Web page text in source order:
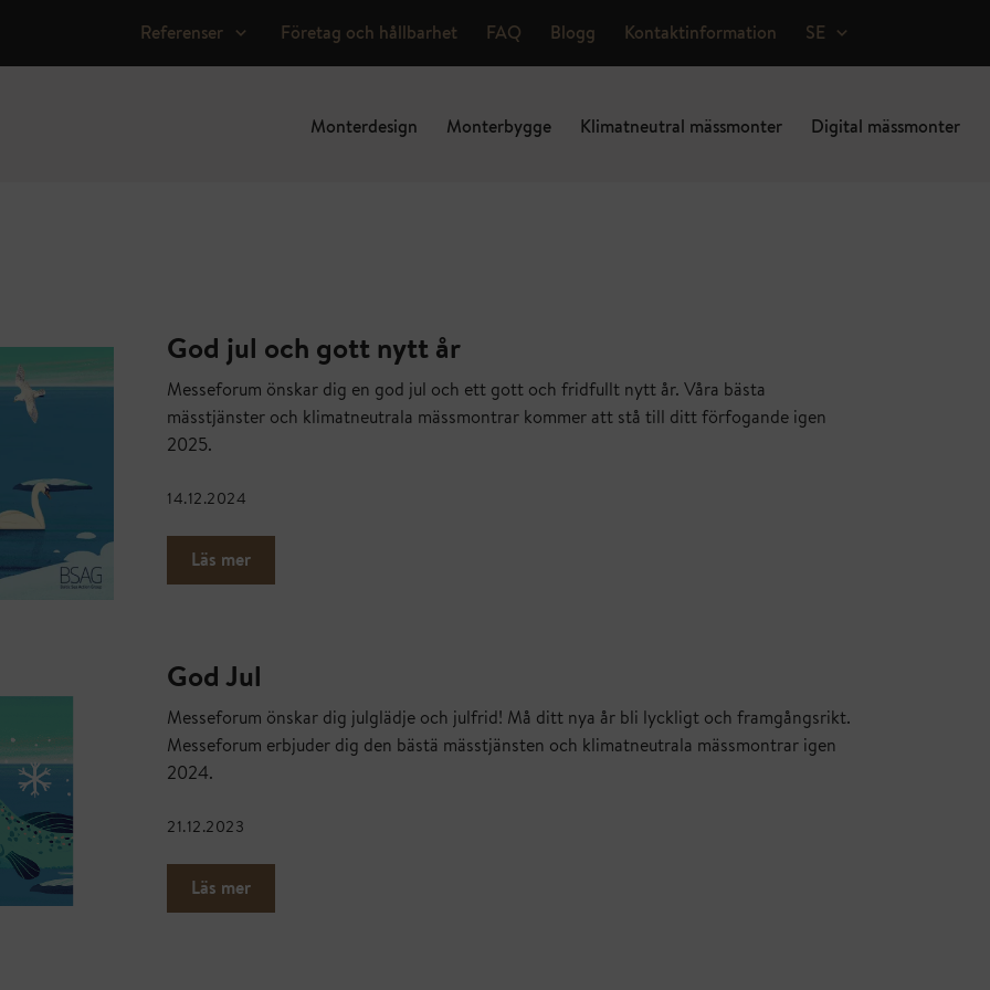
Referenser Expand child menu
Företag och hållbarhet FAQ Blogg Kontaktinformation SE Expand child menu
Monterdesign Monterbygge Klimatneutral mässmonter Digital mässmonter
God jul och gott nytt år
Messeforum önskar dig en god jul och ett gott och fridfullt nytt år. Våra bästa
mässtjänster och klimatneutrala mässmontrar kommer att stå till ditt förfogande igen
2025.
14.12.2024
Läs mer
God Jul
Messeforum önskar dig julglädje och julfrid! Må ditt nya år bli lyckligt och framgångsrikt.
Messeforum erbjuder dig den bästä mässtjänsten och klimatneutrala mässmontrar igen
2024.
21.12.2023
Läs mer